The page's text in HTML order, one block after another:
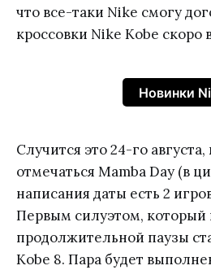
что все-таки Nike смогу
кроссовки Nike Kobe скоро
Новинки
Случится это 24-го августа,
отмечаться Mamba Day (в
написания даты есть 2
Первым силуэтом, который
продолжительной паузы
Kobe 8. Пара будет